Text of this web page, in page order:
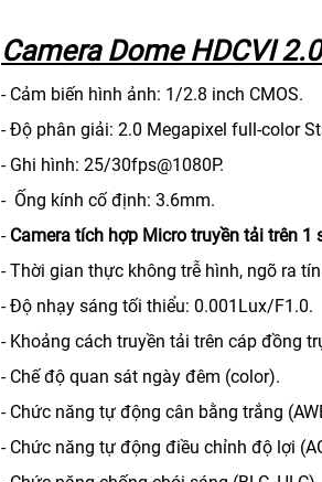
Camera Dome HDCVI
- Cảm biến hình ảnh: 1/2.8 inch CMOS.
- Độ phân giải: 2.0 Megapixel full-color
- Ghi hình: 25/30fps@1080P.
- Ống kính cố định: 3.6mm.
- Camera tích hợp Micro truyền tải trên 1
- Thời gian thực không trễ hình, ngõ ra
- Độ nhạy sáng tối thiểu: 0.001Lux/F1.0.
- Khoảng cách truyền tải trên cáp đồng
- Chế độ quan sát ngày đêm (color).
- Chức năng tự động cân bằng trắng
- Chức năng tự động điều chỉnh độ lợi